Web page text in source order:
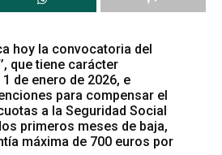
hoy la convocatoria del
que tiene carácter
de enero de 2026, e
para compensar el
a la Seguridad Social
primeros meses de baja,
máxima de 700 euros por